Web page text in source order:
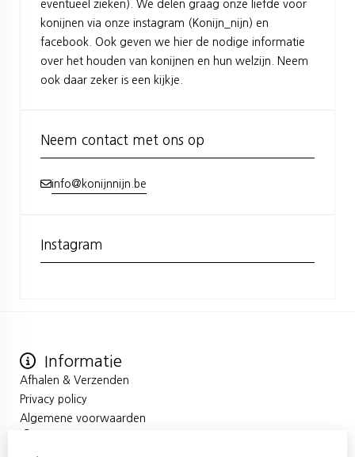
eventueel zieken). We delen graag onze liefde voor
konijnen via onze instagram (Konijn_nijn) en
facebook. Ook geven we hier de nodige informatie
over het houden van konijnen en hun welzijn. Neem
ook daar zeker is een kijkje.
Neem contact met ons op
info@konijnnijn.be
Instagram
Informatie
Afhalen & Verzenden
Privacy policy
Algemene voorwaarden